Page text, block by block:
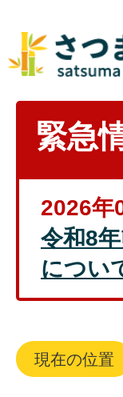
緊急
2026年
令和8
につい
現在の位置